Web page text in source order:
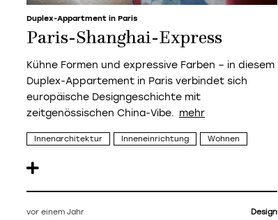
Duplex-Appartment in Paris
Paris-Shanghai-Express
Kühne Formen und expressive Farben – in diesem
Duplex-Appartement in Paris verbindet sich
europäische Designgeschichte mit
zeitgenössischen China-Vibe.
Innenarchitektur Inneneinrichtung Wohnen
vor einem Jahr Design